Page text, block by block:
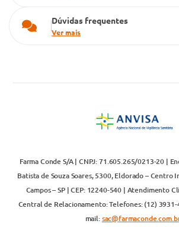
Dúvidas frequentes
Ver mais
Farma Conde S/A | CNPJ: 71.605.265/0213-20 |
Batista de Souza Soares, 5300, Eldorado – Centro
Campos – SP | CEP: 12240-540 | Atendimento
Central de Relacionamento: Telefones: (12)
mail: